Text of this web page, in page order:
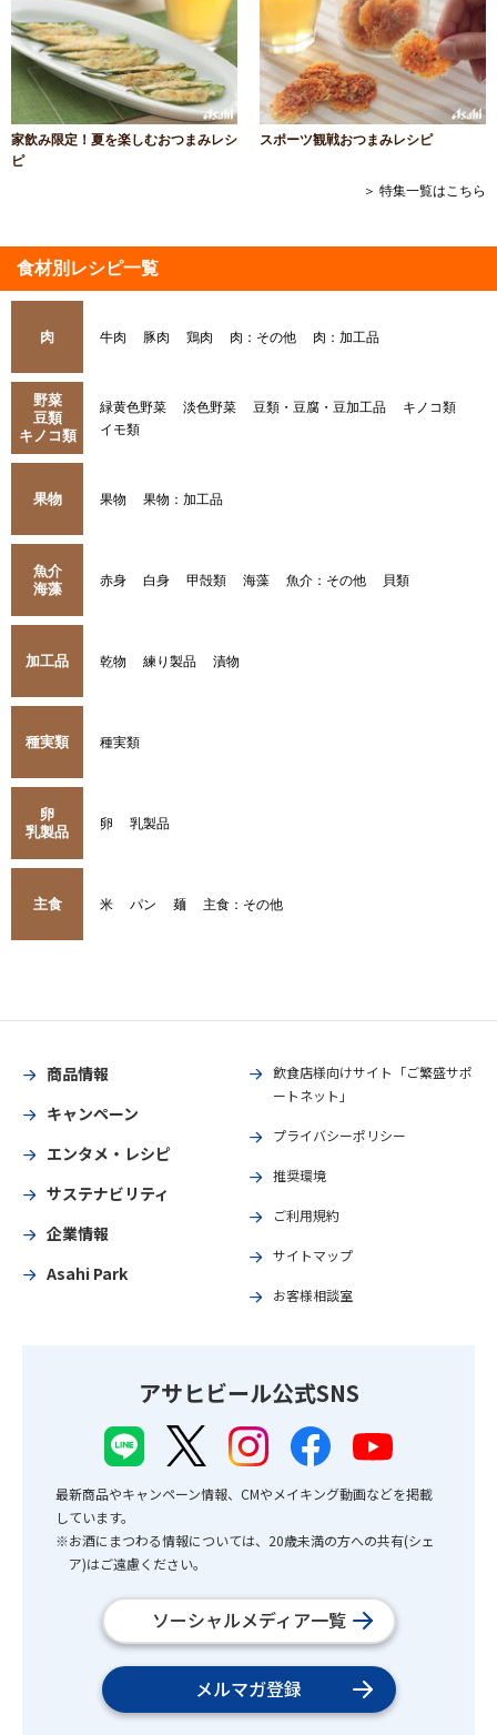
家飲み限定！夏を楽しむおつまみレシ
ピ
スポーツ観戦おつまみレシピ
＞ 特集一覧はこちら
食材別レシピ一覧
肉 牛肉 豚肉 鶏肉 肉：その他 肉：加工品
野菜
豆類
キノコ類
緑黄色野菜 淡色野菜 豆類・豆腐・豆加工品
キノコ類
イモ類
果物 果物 果物：加工品
魚介
海藻
赤身 白身 甲殻類 海藻 魚介：その他 貝類
加工品 乾物 練り製品 漬物
種実類 種実類
卵
乳製品
卵 乳製品
主食 米 パン 麺 主食：その他
商品情報
キャンペーン
エンタメ・レシピ
サステナビリティ
企業情報
Asahi Park
飲食店様向けサイト「ご繁盛サポ
ートネット」
プライバシーポリシー
推奨環境
ご利用規約
サイトマップ
お客様相談室
アサヒビール公式SNS
最新商品やキャンペーン情報、CMやメイキング動画などを掲載
しています。
※お酒にまつわる情報については、20歳未満の方への共有(シェ
ア)はご遠慮ください。
ソーシャルメディア一覧
メルマガ登録